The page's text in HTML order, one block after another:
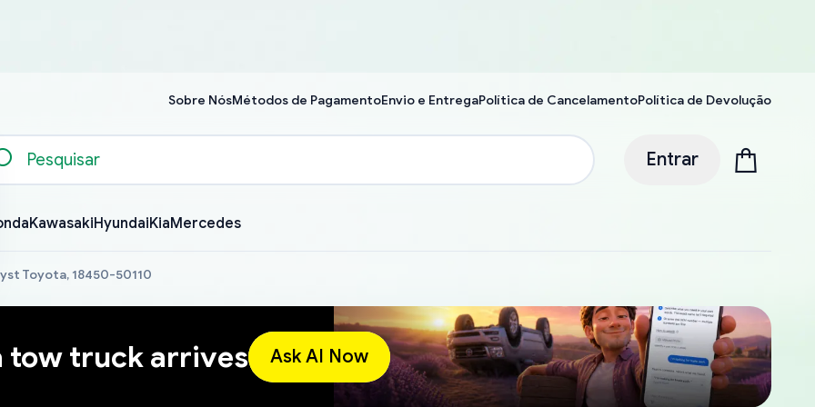
Sobre NósMétodos de PagamentoEnvio e EntregaPolítica de CancelamentoPolítica de Devolução
Entrar
KawasakiHyundaiKiaMercedes
Toyota, 18450-50110
tow truck arrives Ask AI Now